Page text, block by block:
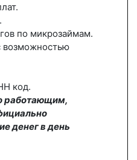
по микрозаймам.
возможностью
код.
работающим,
денег в день